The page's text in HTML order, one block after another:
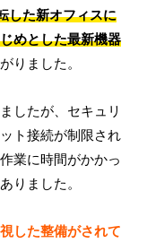
した新オフィスに
めとした最新機器
りました。
したが、セキュリ
ト接続が制限され
業に時間がかかっ
りました。
した整備がされて